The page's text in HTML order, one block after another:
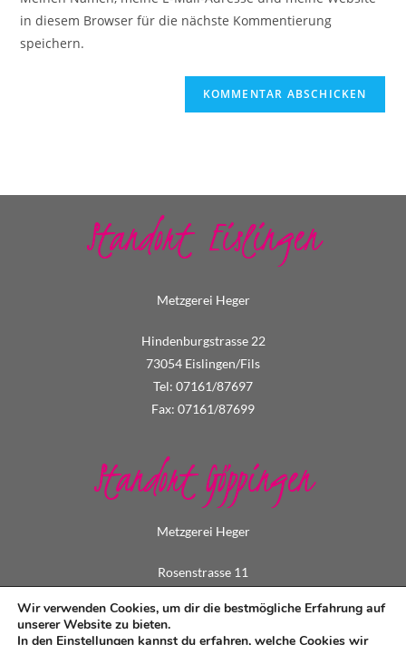
in diesem Browser für die nächste Kommentierung
speichern.
Standort Eislingen
Metzgerei Heger
Hindenburgstrasse 22
73054 Eislingen/Fils
Tel: 07161/87697
Fax: 07161/87699
Standort Göppingen
Metzgerei Heger
Rosenstrasse 11
Tel: 07161/73495
Fax: 07161/79549
Wir verwenden Cookies, um dir die bestmögliche Erfahrung auf
unserer Website zu bieten.
In den Einstellungen kannst du erfahren, welche Cookies wir